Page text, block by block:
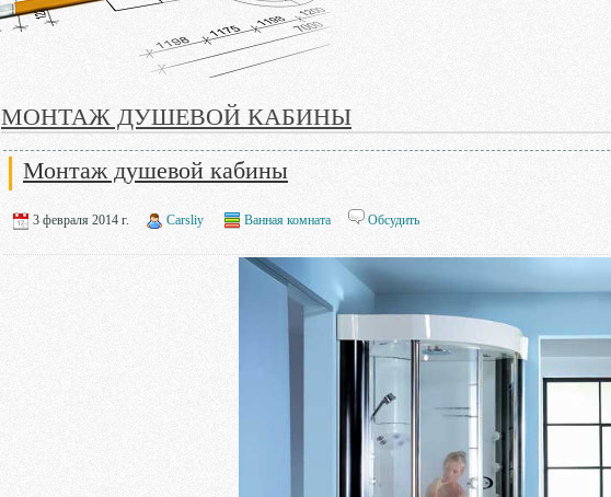
МОНТАЖ ДУШЕВОЙ КАБИНЫ
Монтаж душевой кабины
3 февраля 2014 г. Carsliy Ванная комната Обсудить